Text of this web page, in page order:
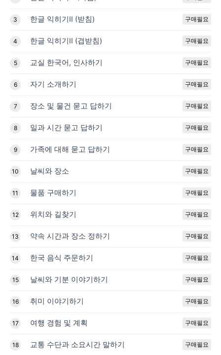
3 한글 익히기II (받침) 구매필요
4 한글 익히기II (겹받침) 구매필요
5 교실 한국어, 인사하기 구매필요
6 자기 소개하기 구매필요
7 장소 및 물건 묻고 답하기 구매필요
8 일과 시간 묻고 답하기 구매필요
9 가족에 대해 묻고 답하기 구매필요
10 날씨와 장소 구매필요
11 물품 구매하기 구매필요
12 위치와 길찾기 구매필요
13 약속 시간과 장소 정하기 구매필요
14 한국 음식 주문하기 구매필요
15 날씨와 기분 이야기하기 구매필요
16 취미 이야기하기 구매필요
17 여행 경험 및 계획 구매필요
18 교통 수단과 소요시간 말하기 구매필요